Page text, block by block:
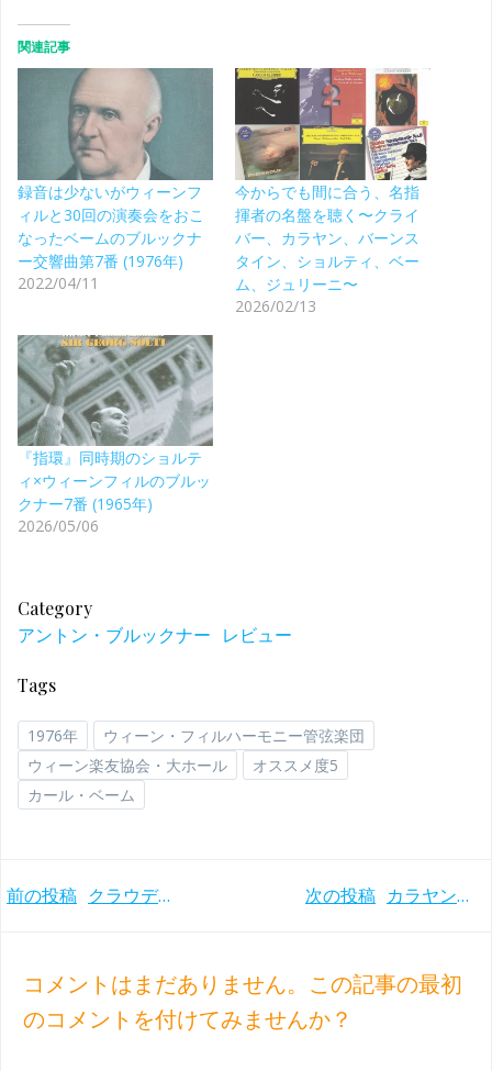
関連記事
録音は少ないがウィーンフ
ィルと30回の演奏会をおこ
なったベームのブルックナ
ー交響曲第7番 (1976年)
2022/04/11
今からでも間に合う、名指
揮者の名盤を聴く〜クライ
バー、カラヤン、バーンス
タイン、ショルティ、ベー
ム、ジュリーニ〜
2026/02/13
『指環』同時期のショルテ
ィ×ウィーンフィルのブルッ
クナー7番 (1965年)
2026/05/06
Category
アントン・ブルックナー レビュー
Tags
1976年
ウィーン・フィルハーモニー管弦楽団
ウィーン楽友協会・大ホール
オススメ度5
カール・ベーム
Post
前の投稿 クラウディオ・アバドの初シューマン交響曲録音！ モーツァルト管との第2番(2012年)
Post次の投稿 カラヤンこだわりのハース版による最晩年の名演！ ウィーンフィルとの豊穣な響き ブルックナー交響曲第8番(1988年)
コメントはまだありません。この記事の最初
のコメントを付けてみませんか？